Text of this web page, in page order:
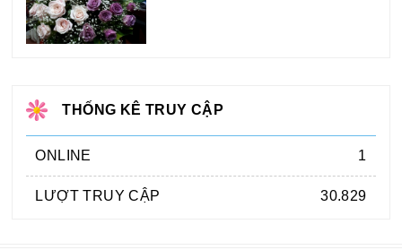
THỐNG KÊ TRUY CẬP
ONLINE 1
LƯỢT TRUY CẬP 30.829